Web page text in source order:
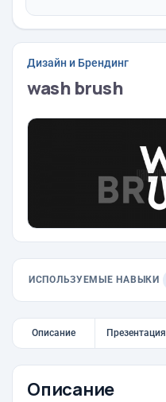
Дизайн и Брендинг
wash brush
ИСПОЛЬЗУЕМЫЕ НАВЫКИ
Описание Презентация
Описание